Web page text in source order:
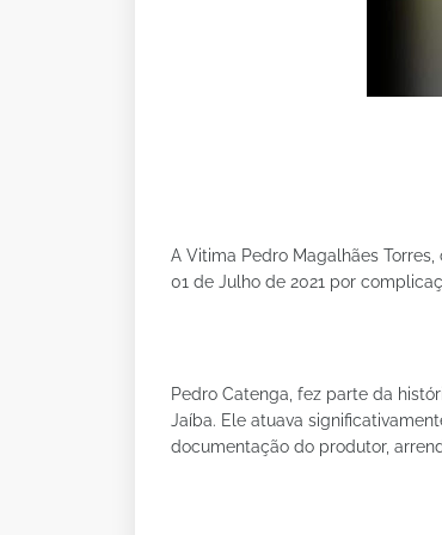
A Vitima Pedro Magalhães
01 de Julho de 2021 por
Pedro Catenga, fez parte da
Jaíba. Ele atuava
documentação do produtor,